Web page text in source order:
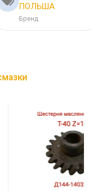
ПОЛЬША
Бренд